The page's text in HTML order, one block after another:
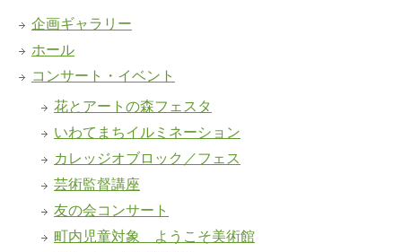
企画ギャラリー
ホール
コンサート・イベント
花とアートの森フェスタ
いわてまちイルミネーション
カレッジオブロック／フェス
芸術監督講座
友の会コンサート
町内児童対象 ようこそ美術館